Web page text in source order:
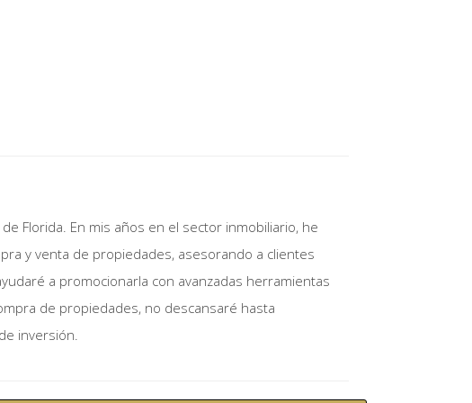
y suele ser ofrecido por bancos y prestamistas
FHA, pero también ofrecen beneficios significativos
Florida. En mis años en el sector inmobiliario, he
y venta de propiedades, asesorando a clientes
a promocionarla con avanzadas herramientas
de propiedades, no descansaré hasta
inversión.